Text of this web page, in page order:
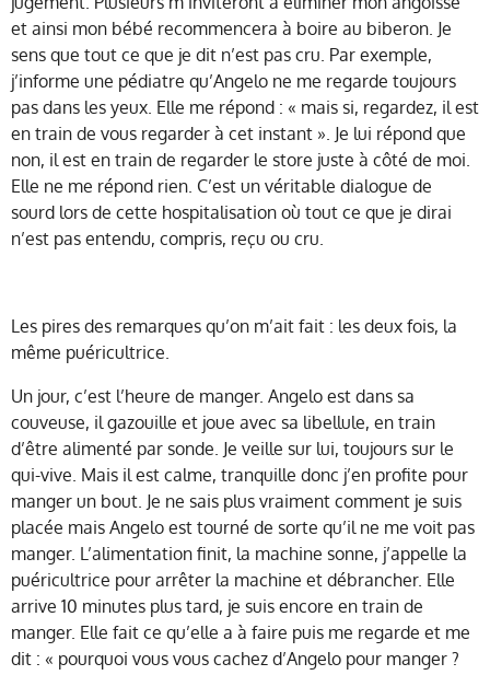
et ainsi mon bébé recommencera à boire au biberon. Je
sens que tout ce que je dit n’est pas cru. Par exemple,
j’informe une pédiatre qu’Angelo ne me regarde toujours
pas dans les yeux. Elle me répond : « mais si, regardez, il est
en train de vous regarder à cet instant ». Je lui répond que
non, il est en train de regarder le store juste à côté de moi.
Elle ne me répond rien. C’est un véritable dialogue de
sourd lors de cette hospitalisation où tout ce que je dirai
n’est pas entendu, compris, reçu ou cru.
Les pires des remarques qu’on m’ait fait : les deux fois, la
même puéricultrice.
Un jour, c’est l’heure de manger. Angelo est dans sa
couveuse, il gazouille et joue avec sa libellule, en train
d’être alimenté par sonde. Je veille sur lui, toujours sur le
qui-vive. Mais il est calme, tranquille donc j’en profite pour
manger un bout. Je ne sais plus vraiment comment je suis
placée mais Angelo est tourné de sorte qu’il ne me voit pas
manger. L’alimentation finit, la machine sonne, j’appelle la
puéricultrice pour arrêter la machine et débrancher. Elle
arrive 10 minutes plus tard, je suis encore en train de
manger. Elle fait ce qu’elle a à faire puis me regarde et me
dit : « pourquoi vous vous cachez d’Angelo pour manger ?